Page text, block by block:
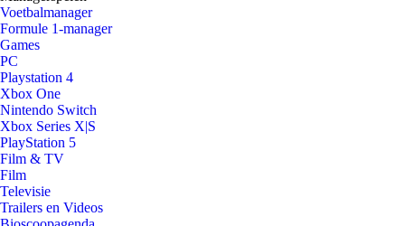
Voetbalmanager
Formule 1-manager
Games
PC
Playstation 4
Xbox One
Nintendo Switch
Xbox Series X|S
PlayStation 5
Film & TV
Film
Televisie
Trailers en Videos